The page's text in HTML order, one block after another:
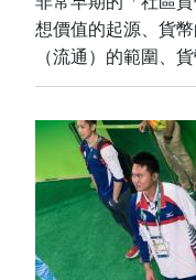
想價值的起源、貨
（流通）的範圍、